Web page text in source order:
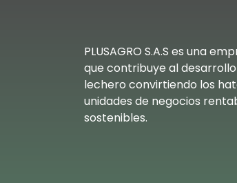
PLUSAGRO S.A.S es una
que contribuye al
lechero convirtiendo los
unidades de negocios
sostenibles.